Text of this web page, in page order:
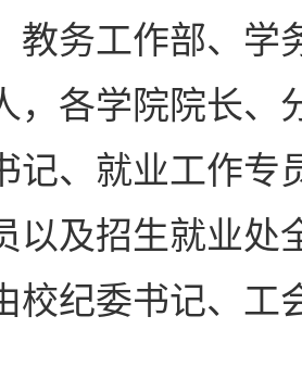
教务工作部、学
，各学院院长、
记、就业工作专
以及招生就业处
校纪委书记、工